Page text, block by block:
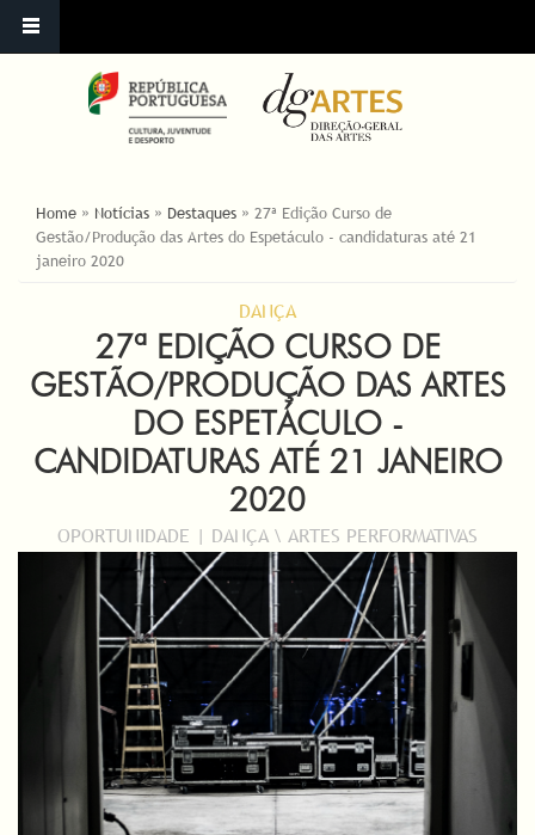
ESTÁ AQUI
Home » Notícias » Destaques » 27ª Edição Curso de
Gestão/Produção das Artes do Espetáculo - candidaturas até 21
janeiro 2020
DANÇA
27ª EDIÇÃO CURSO DE
GESTÃO/PRODUÇÃO DAS ARTES
DO ESPETÁCULO -
CANDIDATURAS ATÉ 21 JANEIRO
2020
OPORTUNIDADE | DANÇA \ ARTES PERFORMATIVAS